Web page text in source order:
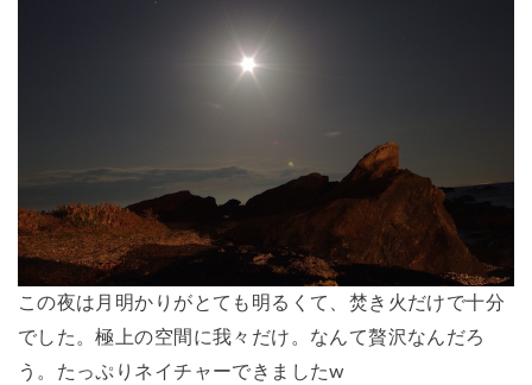
この夜は月明かりがとても明るくて、焚き火だけで十分
でした。極上の空間に我々だけ。なんて贅沢なんだろ
う。たっぷりネイチャーできましたw